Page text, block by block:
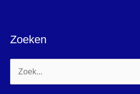
Zoeken
Zoek
naar: